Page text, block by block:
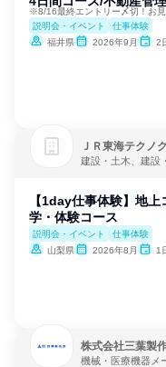
※8/16最終エントリー〆切！お
説明会・イベント
仕事体験
福井県
2026年9月 2
ＪＲ東海テクノ
建設・土木、建設
【1day仕事体験】地
学・体験コース
説明会・イベント
仕事体験
山梨県
2026年8月 1
株式会社三葉製
機械・医療機器メ